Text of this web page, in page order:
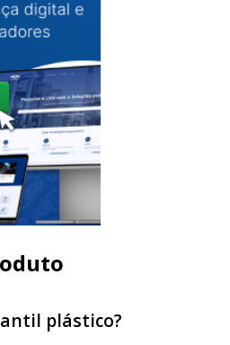
plástico?